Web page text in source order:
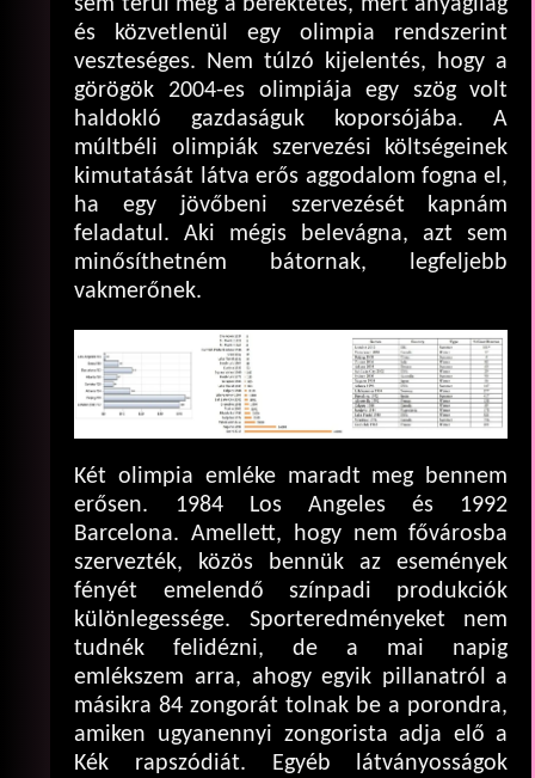
sem térül meg a befektetés, mert anyagilag
és közvetlenül egy olimpia rendszerint
veszteséges. Nem túlzó kijelentés, hogy a
görögök 2004-es olimpiája egy szög volt
haldokló gazdaságuk koporsójába. A
múltbéli olimpiák szervezési költségeinek
kimutatását látva erős aggodalom fogna el,
ha egy jövőbeni szervezését kapnám
feladatul. Aki mégis belevágna, azt sem
minősíthetném bátornak, legfeljebb
vakmerőnek.
Két olimpia emléke maradt meg bennem
erősen. 1984 Los Angeles és 1992
Barcelona. Amellett, hogy nem fővárosba
szervezték, közös bennük az események
fényét emelendő színpadi produkciók
különlegessége. Sporteredményeket nem
tudnék felidézni, de a mai napig
emlékszem arra, ahogy egyik pillanatról a
másikra 84 zongorát tolnak be a porondra,
amiken ugyanennyi zongorista adja elő a
Kék rapszódiát. Egyéb látványosságok